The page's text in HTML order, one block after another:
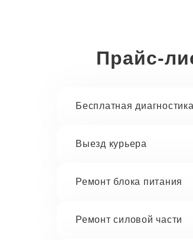
Прайс-
Бесплатная диагностика
Выезд курьера
Ремонт блока питания
Ремонт силовой части